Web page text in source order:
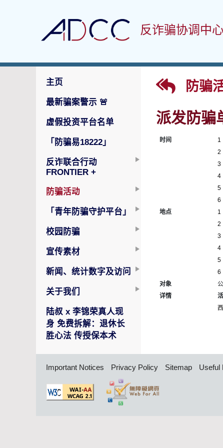
反诈骗协调中心
主页
最新骗案警示 🚨
虚假投资平台名单
「防骗易18222」
反诈联合行动
FRONTIER +
防骗活动
「青年防骗守护平台」
校园防骗
宣传素材
新闻、统计数字及访问
关于我们
陆叔 x 李锦荣真人现
身 免费拆解：退休长
胜心法 传授保本术
防骗
派发防骗
时间
1
2
3
4
5
6
地点
1
2
3
4
5
6
对象
详情
Important Notices Privacy Policy Sitemap Useful